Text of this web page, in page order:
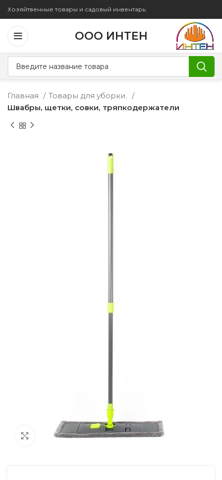
Хозяйтвенные товары и садовый инвентарь
ООО ИНТЕН
Главная
Товары для уборки.
Швабры, щетки, совки, тряпкодержатели
Увеличить